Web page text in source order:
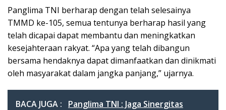
Panglima TNI berharap dengan telah selesainya
TMMD ke-105, semua tentunya berharap hasil yang
telah dicapai dapat membantu dan meningkatkan
kesejahteraan rakyat. “Apa yang telah dibangun
bersama hendaknya dapat dimanfaatkan dan dinikmati
oleh masyarakat dalam jangka panjang,” ujarnya.
BACA JUGA :
Panglima TNI : Jaga Sinergitas